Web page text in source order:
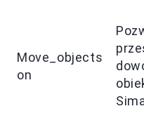
Move_objects
on